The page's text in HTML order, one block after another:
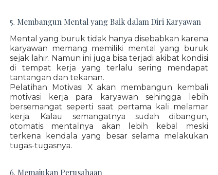
5. Membangun Mental yang Baik dalam Diri Karyawan
Mental yang buruk tidak hanya disebabkan karena
karyawan memang memiliki mental yang buruk
sejak lahir. Namun ini juga bisa terjadi akibat kondisi
di tempat kerja yang terlalu sering mendapat
tantangan dan tekanan.
Pelatihan Motivasi X akan membangun kembali
motivasi kerja para karyawan sehingga lebih
bersemangat seperti saat pertama kali melamar
kerja. Kalau semangatnya sudah dibangun,
otomatis mentalnya akan lebih kebal meski
terkena kendala yang besar selama melakukan
tugas-tugasnya.
6. Memajukan Perusahaan